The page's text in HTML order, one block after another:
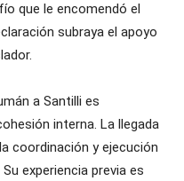
que le encomendó el
subraya el apoyo
a Santilli es
interna. La llegada
coordinación y ejecución
experiencia previa es